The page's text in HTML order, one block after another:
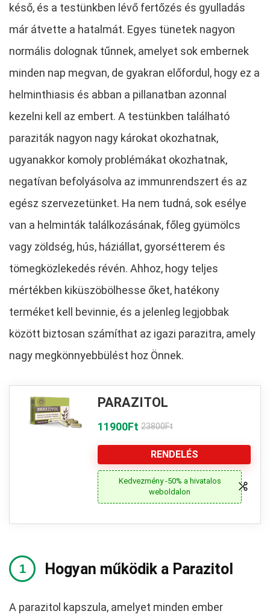
késő, és a testünkben lévő fertőzés és gyulladás
már átvette a hatalmát. Egyes tünetek nagyon
normális dolognak tűnnek, amelyet sok embernek
minden nap megvan, de gyakran előfordul, hogy ez a
helminthiasis és abban a pillanatban azonnal
kezelni kell az embert. A testünkben található
paraziták nagyon nagy károkat okozhatnak,
ugyanakkor komoly problémákat okozhatnak,
negatívan befolyásolva az immunrendszert és az
egész szervezetünket. Ha nem tudná, sok esélye
van a helminták találkozásának, főleg gyümölcs
vagy zöldség, hús, háziállat, gyorsétterem és
tömegközlekedés révén. Ahhoz, hogy teljes
mértékben kiküszöbölhesse őket, hatékony
terméket kell bevinnie, és a jelenleg legjobbak
között biztosan számíthat az igazi parazitra, amely
nagy megkönnyebbülést hoz Önnek.
PARAZITOL
11900Ft 23800Ft
RENDELÉS
Kedvezmény -50% a hivatalos
weboldalon
Hogyan működik a Parazitol
A parazitol kapszula, amelyet minden ember